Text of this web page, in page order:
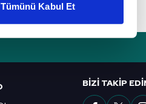
gösterilmeyecektir."
ve sizlere yönelik
Tümünü Kabul Et
BIZI TAKIP